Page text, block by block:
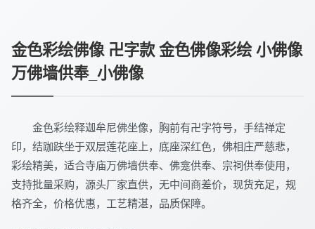
金色彩绘佛像 卍字款 金色佛像彩绘 小佛像
万佛墙供奉_小佛像
金色彩绘释迦牟尼佛坐像，胸前有卍字符号，手结禅定
印，结跏趺坐于双层莲花座上，底座深红色，佛相庄严慈悲，
彩绘精美，适合寺庙万佛墙供奉、佛龛供奉、宗祠供奉使用，
支持批量采购，源头厂家直供，无中间商差价，现货充足，规
格齐全，价格优惠，工艺精湛，品质保障。